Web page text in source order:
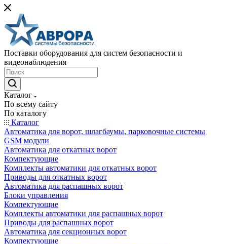
Поставки оборудования для систем безопасности и
видеонаблюдения
Каталог
По всему сайту
По каталогу
Каталог
Автоматика для ворот, шлагбаумы, парковочные системы
GSM модули
Автоматика для откатных ворот
Компектующие
Комплекты автоматики для откатных ворот
Приводы для откатных ворот
Автоматика для распашных ворот
Блоки управления
Компектующие
Комплекты автоматики для распашных ворот
Приводы для распашных ворот
Автоматика для секционных ворот
Компектующие